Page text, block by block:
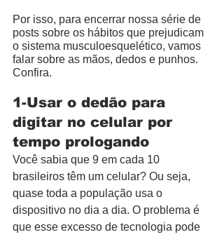
Por isso, para encerrar nossa série de
posts sobre os hábitos que prejudicam
o sistema musculoesquelético, vamos
falar sobre as mãos, dedos e punhos.
Confira.
1-Usar o dedão para
digitar no celular por
tempo prologando
Você sabia que 9 em cada 10
brasileiros têm um celular? Ou seja,
quase toda a população usa o
dispositivo no dia a dia. O problema é
que esse excesso de tecnologia pode